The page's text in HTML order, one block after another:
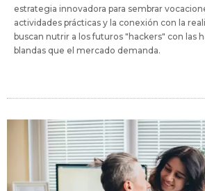
estrategia innovadora para sembrar
actividades prácticas y la conexión con la
buscan nutrir a los futuros "hackers" con las
blandas que el mercado demanda.